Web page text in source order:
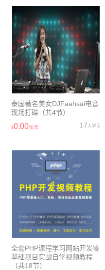
泰国著名美女DJFaahsai电音
现场打碟（共4节）
¥0.00元/年 17人学习
全套PHP课程学习网站开发零
基础项目实战自学视频教程
（共18节）